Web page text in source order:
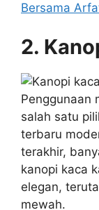
Bersama
2.
Penggunaan
salah satu
terbaru
terakhir,
kanopi kaca
elegan,
mewah.